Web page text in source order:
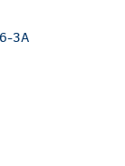
3А